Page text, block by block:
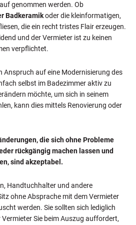
genommen werden. Ob
Badkeramikoder die kleinformatigen,
die ein recht tristes Flair erzeugen.
und der Vermieter ist zu keinen
verpflichtet.
Anspruch auf eine Modernisierung des
selbst im Badezimmer aktiv zu
möchte, um sich in seinem
kann dies mittels Renovierung oder
die sich ohne Probleme
rückgängig machen lassen und
sind akzeptabel.
Handtuchhalter und andere
ohne Absprache mit dem Vermieter
werden. Sie sollten sich lediglich
Sie beim Auszug auffordert,